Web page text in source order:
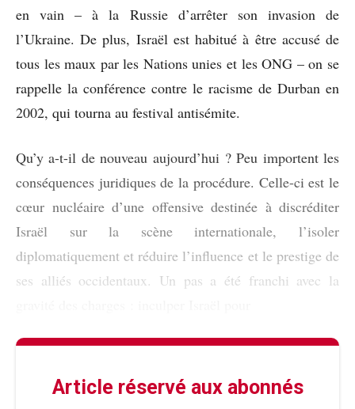
en vain – à la Russie d’arrêter son invasion de
l’Ukraine. De plus, Israël est habitué à être accusé de
tous les maux par les Nations unies et les ONG – on se
rappelle la conférence contre le racisme de Durban en
2002, qui tourna au festival antisémite.
Qu’y a-t-il de nouveau aujourd’hui ? Peu importent les
conséquences juridiques de la procédure. Celle-ci est le
cœur nucléaire d’une offensive destinée à discréditer
Israël sur la scène internationale, l’isoler
diplomatiquement et réduire l’influence et le prestige de
ses alliés occidentaux. Un pas a été franchi avec la
Article réservé aux abonnés